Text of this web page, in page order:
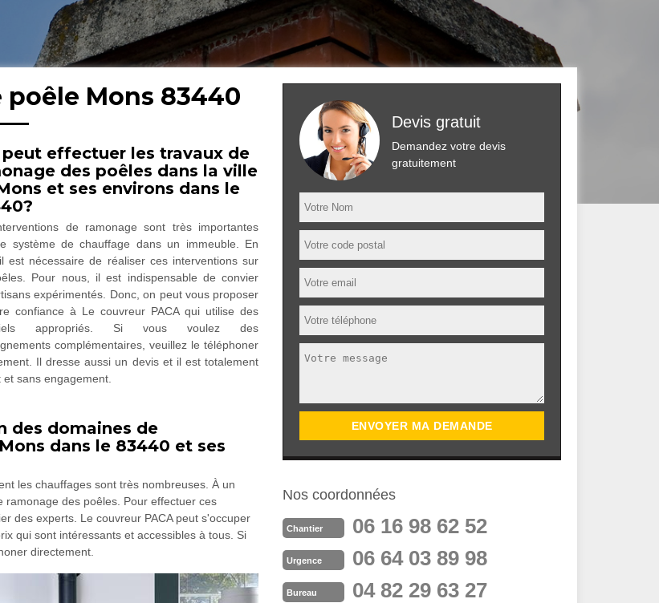
Mons 83440
peut effectuer les travaux de
des poêles dans la ville
et ses environs dans le
de ramonage sont très importantes
système de chauffage dans un immeuble. En
est nécessaire de réaliser ces interventions sur
Pour nous, il est indispensable de convier
expérimentés. Donc, on peut vous proposer
confiance à Le couvreur PACA qui utilise des
appropriés. Si vous voulez des
complémentaires, veuillez le téléphoner
Il dresse aussi un devis et il est totalement
et sans engagement.
des domaines de
dans le 83440 et ses
les chauffages sont très nombreuses. À un
des poêles. Pour effectuer ces
des experts. Le couvreur PACA peut s'occuper
qui sont intéressants et accessibles à tous. Si
directement.
Devis gratuit
Demandez votre devis
gratuitement
Nos coordonnées
Chantier 06 16 98 62 52
Urgence 06 64 03 89 98
Bureau 04 82 29 63 27